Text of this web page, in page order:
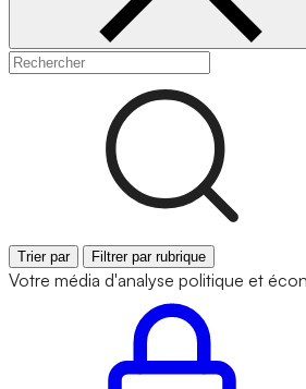
Trier par Filtrer par rubrique
Votre média d'analyse politique et